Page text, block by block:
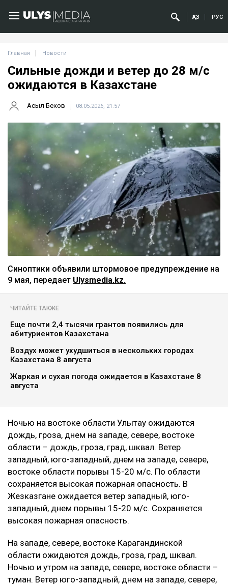
ҚАЗ РУС
Главная Новости
Сильные дожди и ветер до 28 м/с
ожидаются в Казахстане
Асыл Беков 08.05.2026, 21:57
Синоптики объявили штормовое предупреждение на
9 мая, передает Ulysmedia.kz.
ЧИТАЙТЕ ТАКЖЕ
Еще почти 2,4 тысячи грантов появились для
абитуриентов Казахстана
Воздух может ухудшиться в нескольких городах
Казахстана 8 августа
Жаркая и сухая погода ожидается в Казахстане 8
августа
Ночью на востоке области Улытау ожидаются
дождь, гроза, днем на западе, севере, востоке
области – дождь, гроза, град, шквал. Ветер
западный, юго-западный, днем на западе, севере,
востоке области порывы 15-20 м/с. По области
сохраняется высокая пожарная опасность. В
Жезказгане ожидается ветер западный, юго-
западный, днем порывы 15-20 м/с. Сохраняется
высокая пожарная опасность.
На западе, севере, востоке Карагандинской
области ожидаются дождь, гроза, град, шквал.
Ночью и утром на западе, севере, востоке области –
туман. Ветер юго-западный, днем на западе, севере,